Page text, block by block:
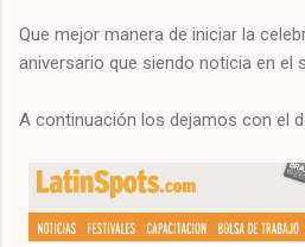
Que mejor manera de iniciar la
aniversario que siendo noticia en el
A continuación los dejamos con el